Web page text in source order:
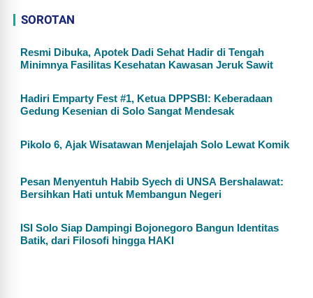
SOROTAN
Resmi Dibuka, Apotek Dadi Sehat Hadir di Tengah
Minimnya Fasilitas Kesehatan Kawasan Jeruk Sawit
Hadiri Emparty Fest #1, Ketua DPPSBI: Keberadaan
Gedung Kesenian di Solo Sangat Mendesak
Pikolo 6, Ajak Wisatawan Menjelajah Solo Lewat Komik
Pesan Menyentuh Habib Syech di UNSA Bershalawat:
Bersihkan Hati untuk Membangun Negeri
ISI Solo Siap Dampingi Bojonegoro Bangun Identitas
Batik, dari Filosofi hingga HAKI